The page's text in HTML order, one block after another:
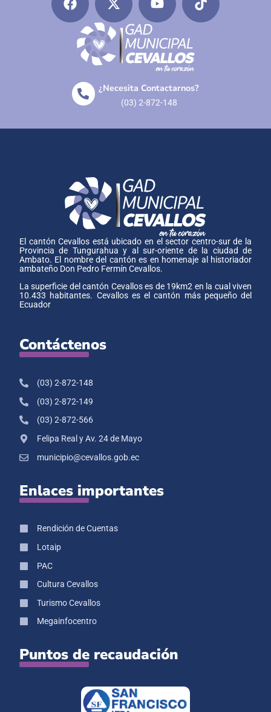
¿Necesita Contactarnos?
(03) 2-872-148
El cantón Cevallos está ubicado en el sector centro-sur de la
Provincia de Tungurahua y al sur-oriente de la ciudad de
Ambato. El nombre del cantón es en homenaje al historiador
ambateño Don Pedro Fermín Cevallos.
La superficie del cantón Cevallos es de 19km2 en la cual viven
10.433 habitantes. Cevallos es el cantón más pequeño del
Ecuador
Contáctenos
(03) 2-872-148
(03) 2-872-149
(03) 2-872-566
Felipa Real y Av. 24 de Mayo
municipio@cevallos.gob.ec
Enlaces importantes
Rendición de Cuentas
Lotaip
PAC
Cultura Cevallos
Turismo Cevallos
Megainfocentro
Puntos de recaudación